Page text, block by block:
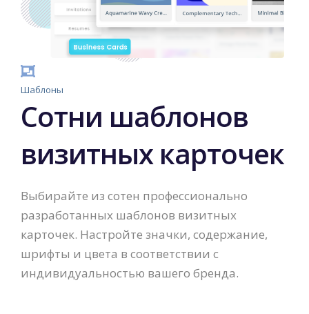
Шаблоны
Сотни шаблонов
визитных карточек
Выбирайте из сотен профессионально
разработанных шаблонов визитных
карточек. Настройте значки, содержание,
шрифты и цвета в соответствии с
индивидуальностью вашего бренда.